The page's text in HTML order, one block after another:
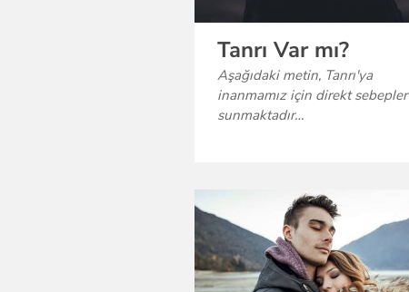
Tanrı Var mı?
Aşağıdaki metin, Tanrı'ya
inanmamız için direkt sebepler
sunmaktadır…